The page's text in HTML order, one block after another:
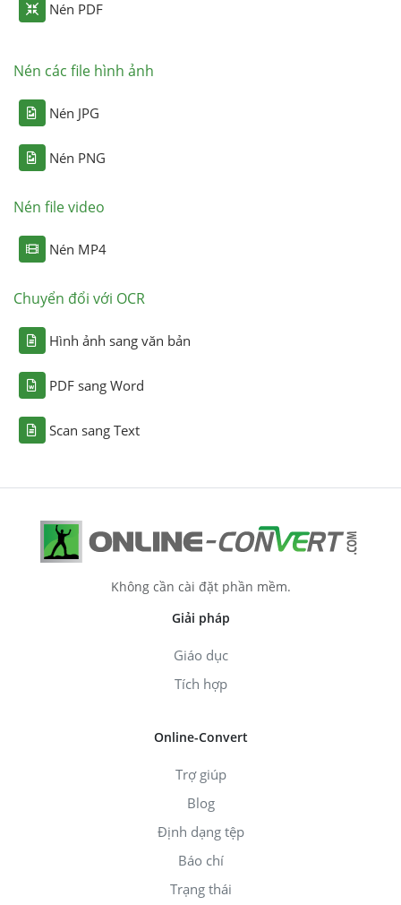
Nén PDF
Nén các file hình ảnh
Nén JPG
Nén PNG
Nén file video
Nén MP4
Chuyển đổi với OCR
Hình ảnh sang văn bản
PDF sang Word
Scan sang Text
Không cần cài đặt phần mềm.
Giải pháp
Giáo dục
Tích hợp
Online-Convert
Trợ giúp
Blog
Định dạng tệp
Báo chí
Trạng thái